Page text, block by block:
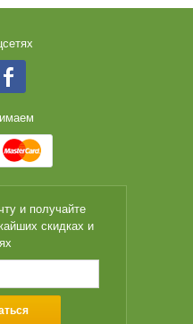
и получайте
скидках и